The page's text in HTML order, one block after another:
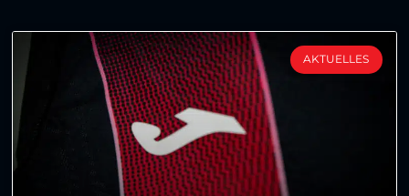
AKTUELLES